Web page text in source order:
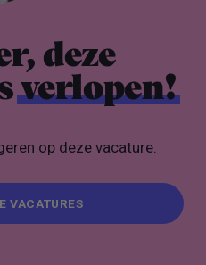
deze
verlopen!
op deze vacature.
VACATURES